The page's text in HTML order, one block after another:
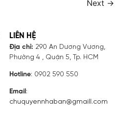
Next →
LIÊN HỆ
Địa chỉ: 290 An Dương Vương,
Phường 4 , Quận 5, Tp. HCM
Hotline: 0902 590 550
Email:
chuquyennhaban@gmaill.com